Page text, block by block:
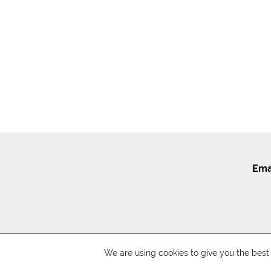
We are using cookies to give you the